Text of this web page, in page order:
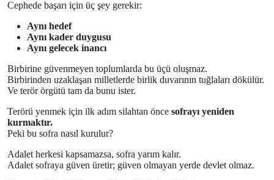
Cephede başarı için üç şey gerekir:
Aynı hedef
Aynı kader duygusu
Aynı gelecek inancı
Birbirine güvenmeyen toplumlarda bu üçü oluşmaz.
Birbirinden uzaklaşan milletlerde birlik duvarının tuğlaları dökülür.
Ve terör örgütü tam da bunu ister.
Terörü yenmek için ilk adım silahtan önce sofrayı yeniden
kurmaktır.
Peki bu sofra nasıl kurulur?
Adalet herkesi kapsamazsa, sofra yarım kalır.
Adalet sofraya güven üretir; güven olmayan yerde devlet olmaz.